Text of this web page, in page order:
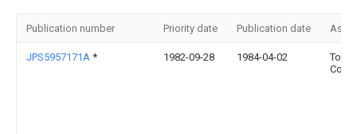
Publication number Priority date Publication date
JPS5957171A * 1982-09-28 1984-04-02
Corp